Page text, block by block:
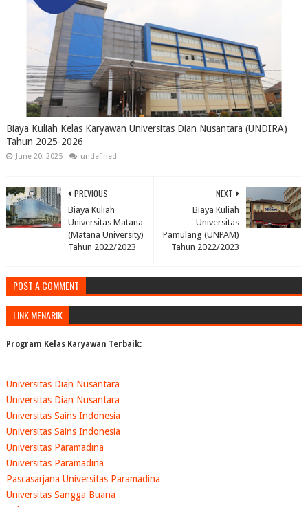
Biaya Kuliah Kelas Karyawan Universitas Dian Nusantara (UNDIRA)
Tahun 2025-2026
June 20, 2025 undefined
NEXT
Biaya Kuliah
Universitas
Pamulang (UNPAM)
Tahun 2022/2023
PREVIOUS
Biaya Kuliah
Universitas Matana
(Matana University)
Tahun 2022/2023
POST A COMMENT
LINK MENARIK
Program Kelas Karyawan Terbaik:
Universitas Dian Nusantara
Universitas Dian Nusantara
Universitas Sains Indonesia
Universitas Sains Indonesia
Universitas Paramadina
Universitas Paramadina
Pascasarjana Universitas Paramadina
Universitas Sangga Buana